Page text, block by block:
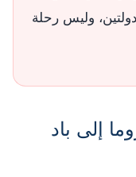
وليس رحلة
إلى باد